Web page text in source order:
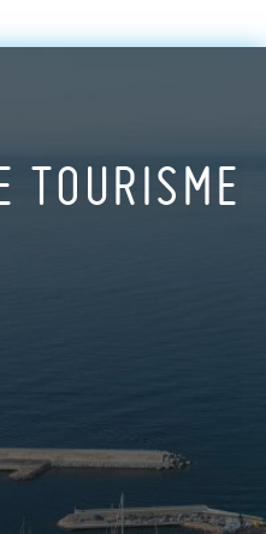
TOURISME